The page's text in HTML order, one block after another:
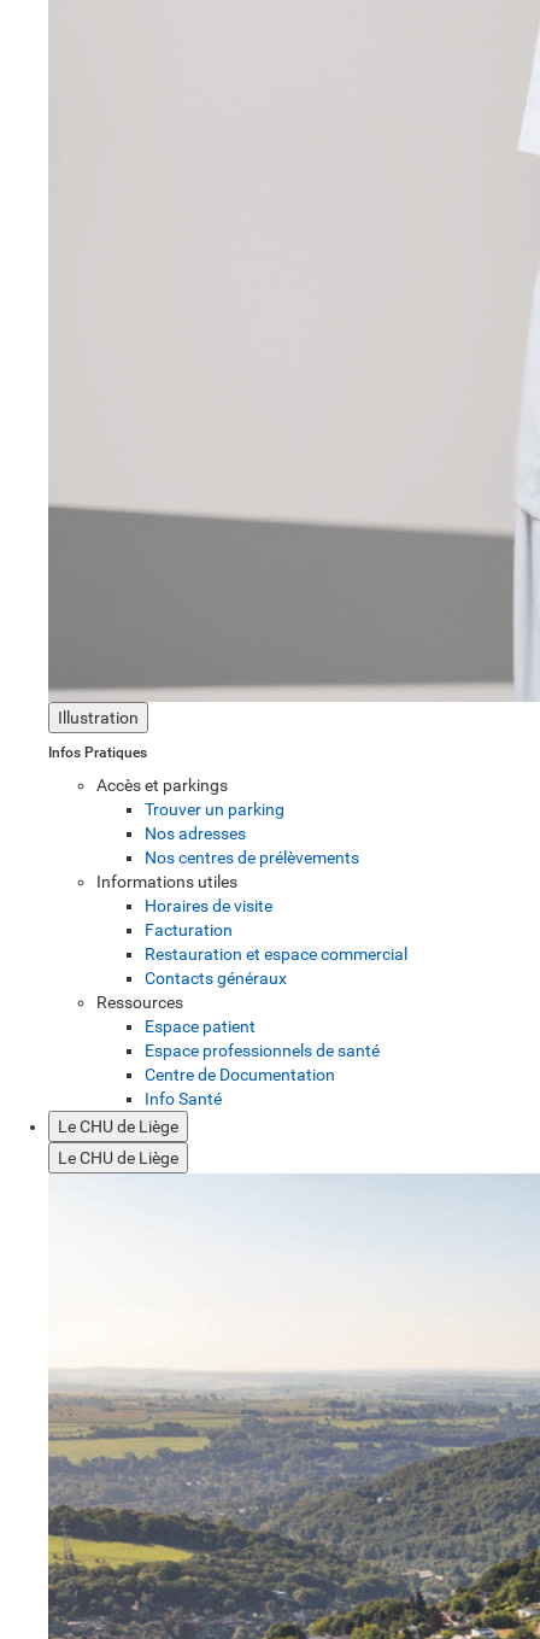
Illustration
Infos Pratiques
Accès et parkings
Trouver un parking
Nos adresses
Nos centres de prélèvements
Informations utiles
Horaires de visite
Facturation
Restauration et espace commercial
Contacts généraux
Ressources
Espace patient
Espace professionnels de santé
Centre de Documentation
Info Santé
Le CHU de Liège
Le CHU de Liège